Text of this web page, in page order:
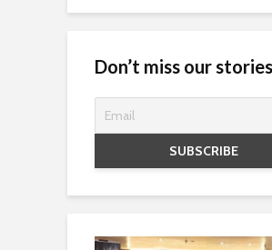
Don’t miss our stories